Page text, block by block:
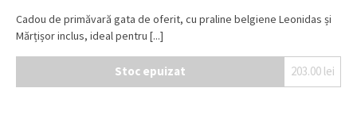
Cadou de primăvară gata de oferit, cu praline belgiene Leonidas și
Mărțișor inclus, ideal pentru [...]
Stoc epuizat 203.00 lei